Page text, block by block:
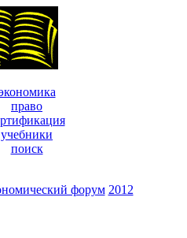
право
учебники
поиск
форум 2012